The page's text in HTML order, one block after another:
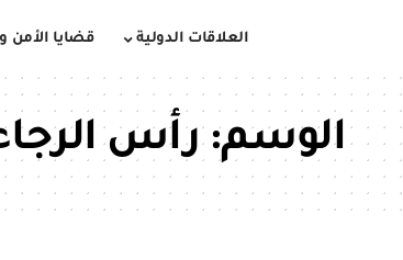
العلاقات الدولية قضايا الأمن
الوسم:رأس